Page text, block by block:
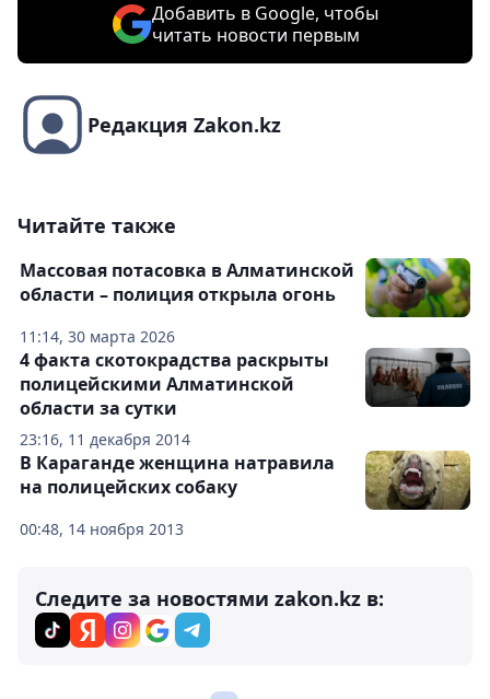
Добавить в Google, чтобы
читать новости первым
Редакция Zakon.kz
Читайте также
11:14, 30 марта 2026
Массовая потасовка в Алматинской
области – полиция открыла огонь
23:16, 11 декабря 2014
4 факта скотокрадства раскрыты
полицейскими Алматинской
области за сутки
00:48, 14 ноября 2013
В Караганде женщина натравила
на полицейских собаку
Следите за новостями zakon.kz в: